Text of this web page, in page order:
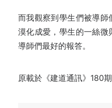
而我觀察到學生們被導
漠化成愛，學生的一絲
導師們最好的報答。
原載於《建道通訊》180